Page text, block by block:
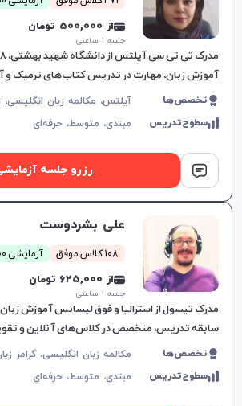
از 500,000 تومان
جلسه ۱ ساعتی
آموزش زبان، مهارت در تدریس کتاب‌های ترمیک و
تمام سطوح، بهبود سریع در یادگیری.
تخصص‌ها
سطوح‌تدریس مبتدی، متوسط،حرفه‌ای
رزرو جلسه
علی بشردوست
108 کلاس موفق آزمایشی 20,000
از 625,000 تومان
جلسه ۱ ساعتی
سابقه تدریس، متخصص در کلاس‌های آنلاین و
تمام سطوح، یادگیری موثر را تضمین می‌کند.
تخصص‌ها
سطوح‌تدریس مبتدی، متوسط،حرفه‌ای